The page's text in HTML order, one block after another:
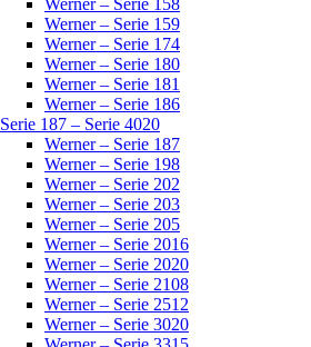
Werner – Serie 158
Werner – Serie 159
Werner – Serie 174
Werner – Serie 180
Werner – Serie 181
Werner – Serie 186
Serie 187 – Serie 4020
Werner – Serie 187
Werner – Serie 198
Werner – Serie 202
Werner – Serie 203
Werner – Serie 205
Werner – Serie 2016
Werner – Serie 2020
Werner – Serie 2108
Werner – Serie 2512
Werner – Serie 3020